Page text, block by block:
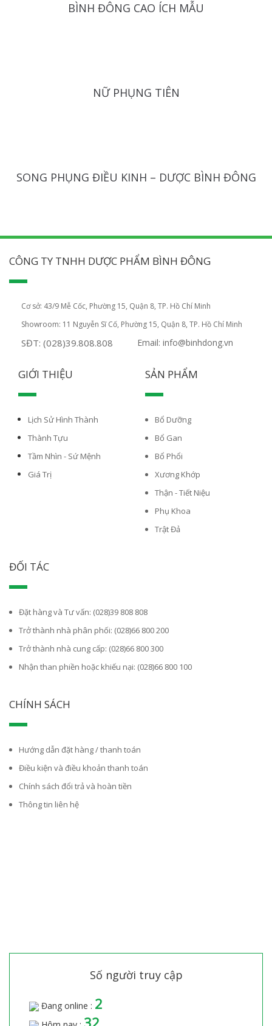
BÌNH ĐÔNG CAO ÍCH MẪU
NỮ PHỤNG TIÊN
SONG PHỤNG ĐIỀU KINH – DƯỢC BÌNH ĐÔNG
CÔNG TY TNHH DƯỢC PHẨM BÌNH ĐÔNG
Cơ sở: 43/9 Mễ Cốc, Phường 15, Quận 8, TP. Hồ Chí Minh
Showroom: 11 Nguyễn Sĩ Cố, Phường 15, Quận 8, TP. Hồ Chí Minh
SĐT: (028)39.808.808 Email: info@binhdong.vn
GIỚI THIỆU
Lịch Sử Hình Thành
Thành Tựu
Tầm Nhìn - Sứ Mệnh
Giá Trị
SẢN PHẨM
Bổ Dưỡng
Bổ Gan
Bổ Phổi
Xương Khớp
Thận - Tiết Niệu
Phụ Khoa
Trật Đả
ĐỐI TÁC
Đặt hàng và Tư vấn: (028)39 808 808
Trở thành nhà phân phối: (028)66 800 200
Trở thành nhà cung cấp: (028)66 800 300
Nhận than phiền hoặc khiếu nại: (028)66 800 100
CHÍNH SÁCH
Hướng dẫn đặt hàng / thanh toán
Điều kiện và điều khoản thanh toán
Chính sách đổi trả và hoàn tiền
Thông tin liên hệ
Số người truy cập
Đang online : 2